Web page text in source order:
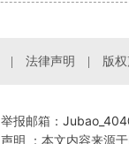
法律声明 版
举报邮箱：
声明 ：本文内容来源